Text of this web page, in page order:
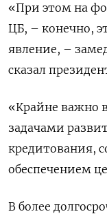
«При этом на
ЦБ, – конечно,
явление, –
сказал
«Крайне важно
задачами
кредитования,
обеспечением
В более